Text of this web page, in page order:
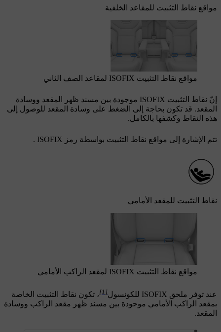
مواقع نقاط التثبيت للمقاعد الخلفية
مواقع نقاط التثبيت ISOFIX لمقاعد الصف الثاني
إنّ نقاط التثبيت ISOFIX
موجودة بين مسند ظهر المقعد ووسادة
المقعد. قد تكون بحاجة إلى الضغط على وسادة المقعد للوصول إلى
هذه النقاط وكشفها بالكامل.
تتم الإشارة إلى مواقع نقاط التثبيت بواسطة رمز ISOFIX .
نقاط التثبيت للمقعد الأمامي
مواقع نقاط التثبيت ISOFIX لمقعد الراكب الأمامي
عند توفر ملحق ISOFIX للكونسول [1]
، تكون نقاط التثبيت الخاصة
بمقعد الراكب الأمامي موجودة بين مسند ظهر مقعد الراكب ووسادة
المقعد.